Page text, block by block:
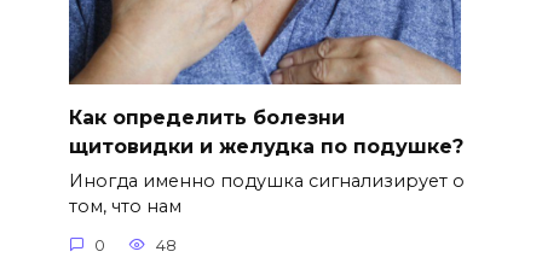
Как определить болезни
щитовидки и желудка по подушке?
Иногда именно подушка сигнализирует о
том, что нам
0 48